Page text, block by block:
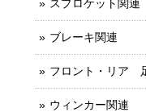
スプロケット関連
ブレーキ関連
フロント・リア
ウィンカー関連